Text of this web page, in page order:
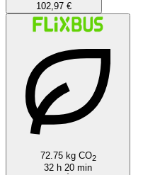
102,97 €
72.75 kg CO2
32 h 20 min